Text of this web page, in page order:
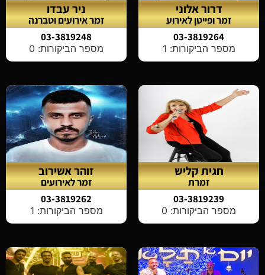
דרור אלוני
זמר ופייטן לאירוע
03-3819264
מספר הביקורות: 1
ניר עבדו
זמר אירועים וטברנה
03-3819248
מספר הביקורות: 0
חגית קליש
זמרת
03-3819239
מספר הביקורות: 0
זוהר אשירוב
זמר לאירועים
03-3819262
מספר הביקורות: 1